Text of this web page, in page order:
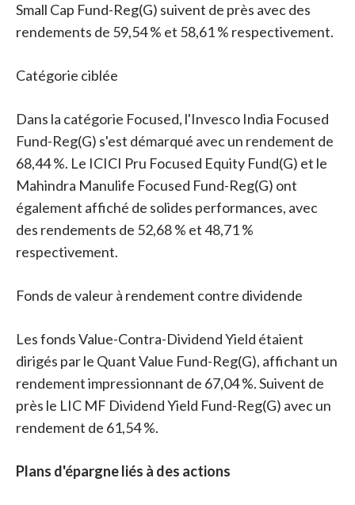
Small Cap Fund-Reg(G) suivent de près avec des
rendements de 59,54 % et 58,61 % respectivement.
Catégorie ciblée
Dans la catégorie Focused, l'Invesco India Focused
Fund-Reg(G) s'est démarqué avec un rendement de
68,44 %. Le ICICI Pru Focused Equity Fund(G) et le
Mahindra Manulife Focused Fund-Reg(G) ont
également affiché de solides performances, avec
des rendements de 52,68 % et 48,71 %
respectivement.
Fonds de valeur à rendement contre dividende
Les fonds Value-Contra-Dividend Yield étaient
dirigés par le Quant Value Fund-Reg(G), affichant un
rendement impressionnant de 67,04 %. Suivent de
près le LIC MF Dividend Yield Fund-Reg(G) avec un
rendement de 61,54 %.
Plans d'épargne liés à des actions